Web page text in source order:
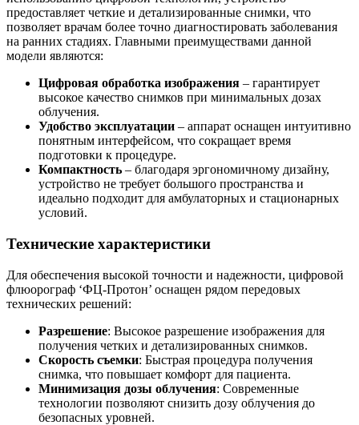
предоставляет четкие и детализированные снимки, что
позволяет врачам более точно диагностировать заболевания
на ранних стадиях. Главными преимуществами данной
модели являются:
Цифровая обработка изображения – гарантирует
высокое качество снимков при минимальных дозах
облучения.
Удобство эксплуатации – аппарат оснащен интуитивно
понятным интерфейсом, что сокращает время
подготовки к процедуре.
Компактность – благодаря эргономичному дизайну,
устройство не требует большого пространства и
идеально подходит для амбулаторных и стационарных
условий.
Технические характеристики
Для обеспечения высокой точности и надежности, цифровой
флюорограф ‘ФЦ-Протон’ оснащен рядом передовых
технических решений:
Разрешение: Высокое разрешение изображения для
получения четких и детализированных снимков.
Скорость съемки: Быстрая процедура получения
снимка, что повышает комфорт для пациента.
Минимизация дозы облучения: Современные
технологии позволяют снизить дозу облучения до
безопасных уровней.